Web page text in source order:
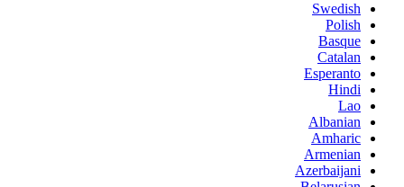
Swedish
Polish
Basque
Catalan
Esperanto
Hindi
Lao
Albanian
Amharic
Armenian
Azerbaijani